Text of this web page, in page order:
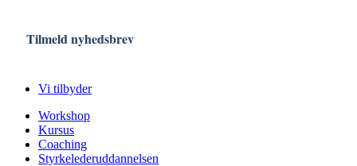
Vi tilbyder
Workshop
Kursus
Coaching
Styrkelederuddannelsen